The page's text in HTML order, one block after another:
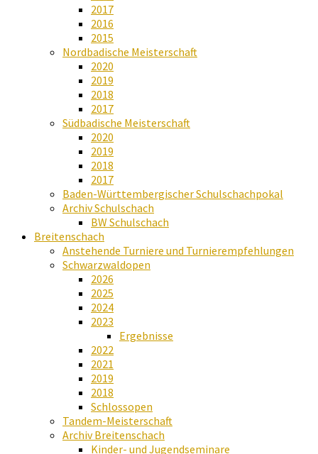
2017
2016
2015
Nordbadische Meisterschaft
2020
2019
2018
2017
Südbadische Meisterschaft
2020
2019
2018
2017
Baden-Württembergischer Schulschachpokal
Archiv Schulschach
BW Schulschach
Breitenschach
Anstehende Turniere und Turnierempfehlungen
Schwarzwaldopen
2026
2025
2024
2023
Ergebnisse
2022
2021
2019
2018
Schlossopen
Tandem-Meisterschaft
Archiv Breitenschach
Kinder- und Jugendseminare